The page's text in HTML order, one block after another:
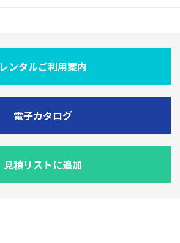
レンタルご利用案内
電子カタログ
見積リストに追加